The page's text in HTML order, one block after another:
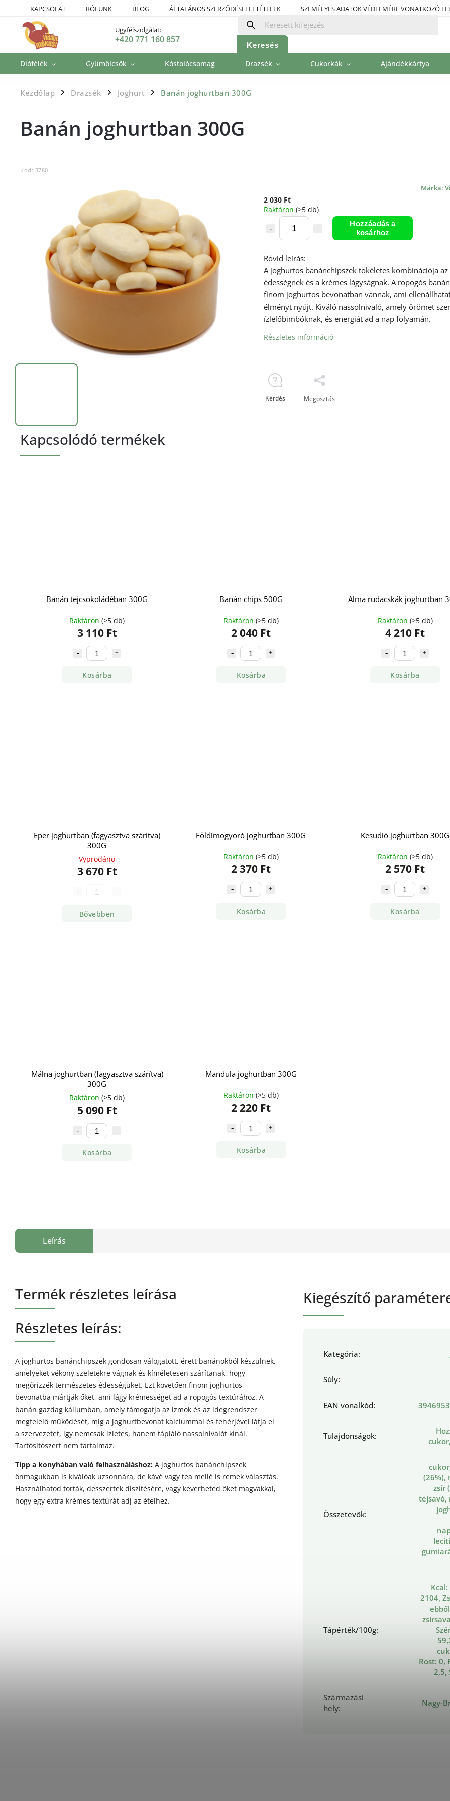
KAPCSOLAT RÓLUNK BLOG ÁLTALÁNOS SZERZŐDÉSI FELTÉTELEK
SZEMÉLYES ADATOK VÉDELMÉRE VONATKOZÓ
SZÁLLÍTÁSI POLITIKA
FIZETÉSI LEHETŐSÉGEK
Ügyfélszolgálat:
+420 771 160 857
Keresés
Diófélék Gyümölcsök Kóstolócsomag Drazsék Cukorkák Ajándékkártya
Kezdőlap / Drazsék / Joghurt / Banán joghurtban 300G
Banán joghurtban 300G
Kód: 3780
Márka:
2 030 Ft
Raktáron (>5 db)
Hozzáadás a
kosárhoz
Rövid leírás:
A joghurtos banánchipszek tökéletes kombinációja az
édességnek és a krémes lágyságnak. A ropogós
finom joghurtos bevonatban vannak, ami
élményt nyújt. Kiváló nassolnivaló, amely örömet
ízlelőbimbóknak, és energiát ad a nap folyamán.
Részletes információ
Kérdés Megosztás
Kapcsolódó termékek
Banán tejcsokoládéban 300G
Raktáron(>5 db)
3 110 Ft
Kosárba
Banán chips 500G
Raktáron (>5 db)
2 040 Ft
Kosárba
Alma rudacskák joghurtban
Raktáron (>5 db)
4 210 Ft
Kosárba
Eper joghurtban (fagyasztva szárítva)
300G
Vyprodáno
3 670 Ft
Bővebben
Földimogyoró joghurtban 300G
Raktáron (>5 db)
2 370 Ft
Kosárba
Kesudió joghurtban 300G
Raktáron (>5 db)
2 570 Ft
Kosárba
Málna joghurtban (fagyasztva szárítva)
300G
Raktáron(>5 db)
5 090 Ft
Kosárba
Mandula joghurtban 300G
Raktáron (>5 db)
2 220 Ft
Kosárba
Leírás
Termék részletes leírása
Részletes leírás:
A joghurtos banánchipszek gondosan válogatott, érett banánokból készülnek,
amelyeket vékony szeletekre vágnak és kíméletesen szárítanak, hogy
megőrizzék természetes édességüket. Ezt követően finom joghurtos
bevonatba mártják őket, ami lágy krémességet ad a ropogós textúrához. A
banán gazdag káliumban, amely támogatja az izmok és az idegrendszer
megfelelő működését, míg a joghurtbevonat kalciummal és fehérjével látja el
a szervezetet, így nemcsak ízletes, hanem tápláló nassolnivalót kínál.
Tartósítószert nem tartalmaz.
Tipp a konyhában való felhasználáshoz: A joghurtos banánchipszek
önmagukban is kiválóak uzsonnára, de kávé vagy tea mellé is remek választás.
Használhatod torták, desszertek díszítésére, vagy keverheted őket magvakkal,
hogy egy extra krémes textúrát adj az ételhez.
Kiegészítő
Kategória:
Súly:
EAN vonalkód:
Tulajdonságok:
Összetevők:
(26%),
zsír
tejsavó,
Tápérték/100g:
Kcal:
2104,
Rost: 0,
2,5,
Származási
hely:
Nagy-